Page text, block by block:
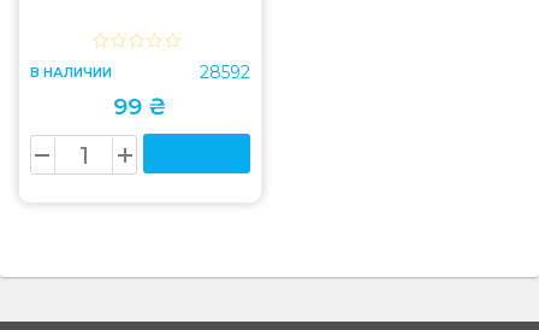
В НАЛИЧИИ 28592
99 ₴